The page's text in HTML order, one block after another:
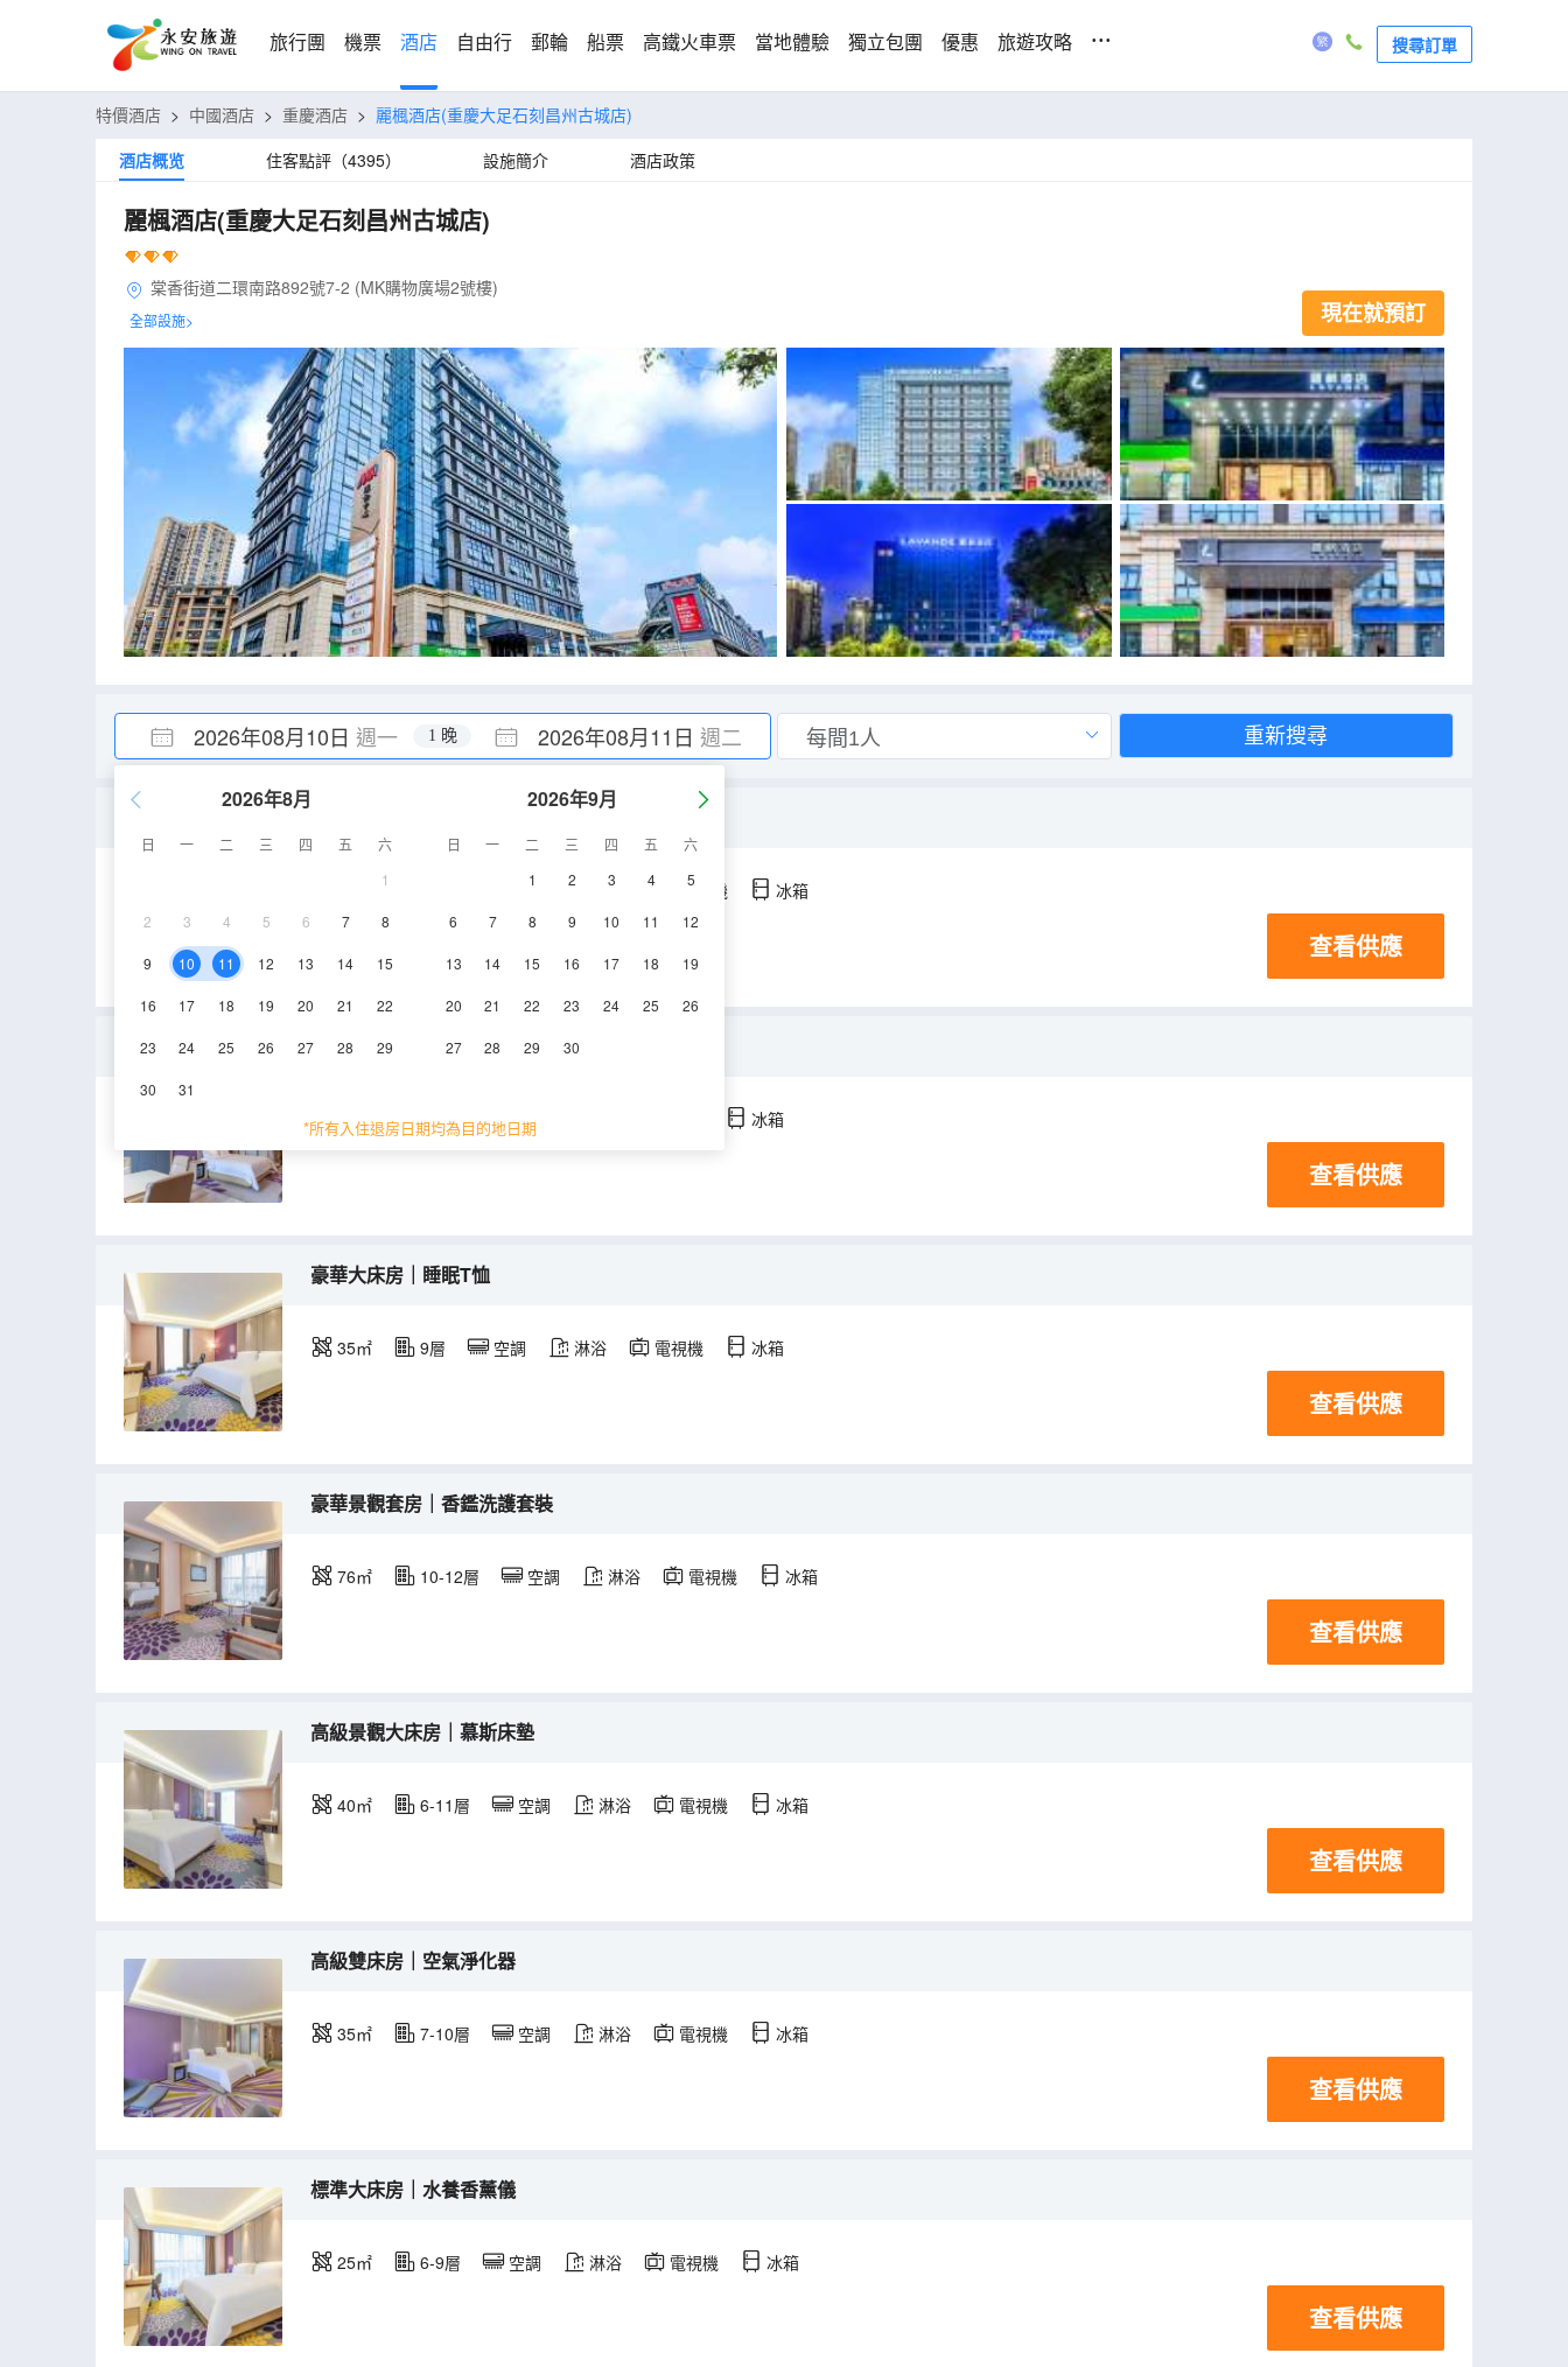
旅行團 機票 酒店 自由行 郵輪 船票 高鐵火車票 當地體驗 獨立包團 優惠 旅遊攻略 ... 搜尋訂單
特價酒店 > 中國酒店 > 重慶酒店 > 麗楓酒店(重慶大足石刻昌州古城店)
酒店概览
住客點評（4395） 設施簡介 酒店政策
麗楓酒店(重慶大足石刻昌州古城店)
棠香街道二環南路892號7-2 (MK購物廣場2號樓)
全部設施> 現在就預訂
2026年08月10日 週一 2026年08月11日 週二
1 晚
2026年8月
日 一 二 三 四 五
六
1
2 3 4 5 6 7 8
9 10 11 12 13 14 15
16 17 18 19 20 21 22
23 24 25 26 27 28 29
30 31
2026年9月
日 一 二 三 四 五
六
1
2 3 4 5
6 7 8 9 10 11 12
13 14 15 16 17 18 19
20 21 22 23 24 25 26
27 28 29 30
*所有入住退房日期均為目的地日期
重新搜尋
空調 淋浴 電視機 冰箱
查看供應
休閒大床房｜棋牌娛樂
35㎡ 6層 空調 冰箱
查看供應
豪華大床房｜睡眠T恤
35㎡ 9層 空調 淋浴 電視機 冰箱
查看供應
豪華景觀套房｜香鑑洗護套裝
76㎡ 10-12層 空調 淋浴 電視機 冰箱
查看供應
高級景觀大床房｜慕斯床墊
40㎡ 6-11層 空調 淋浴 電視機 冰箱
查看供應
高級雙床房｜空氣淨化器
35㎡ 7-10層 空調 淋浴 電視機 冰箱
查看供應
標準大床房｜水養香薰儀
25㎡ 6-9層 空調 淋浴 電視機 冰箱
查看供應